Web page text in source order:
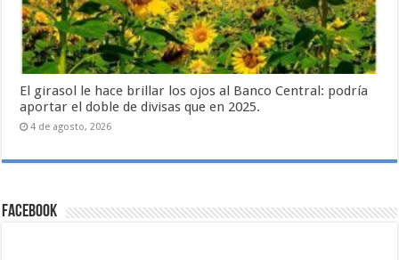
El girasol le hace brillar los ojos al Banco Central: podría
aportar el doble de divisas que en 2025.
4 de agosto, 2026
Facebook